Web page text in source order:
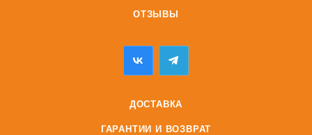
ОТЗЫВЫ
ДОСТАВКА
ГАРАНТИИ И ВОЗВРАТ